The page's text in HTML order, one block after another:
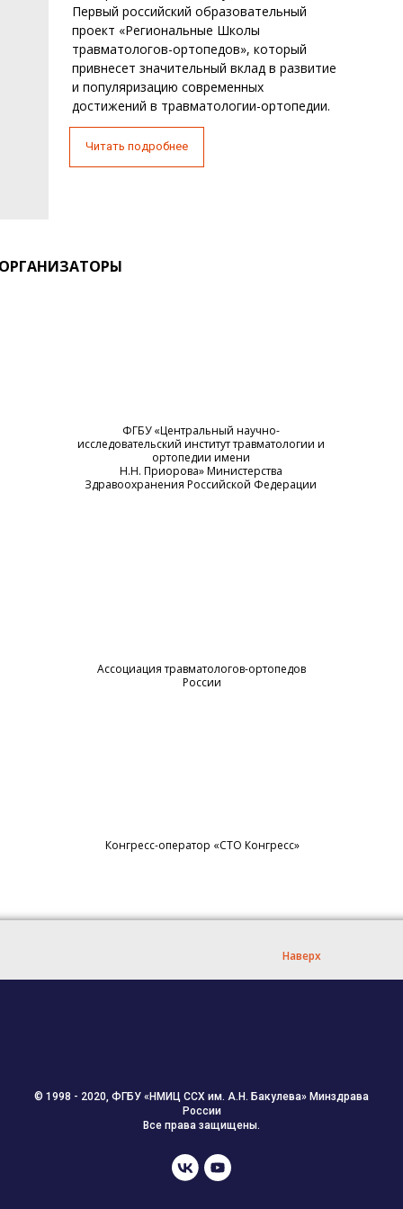
Первый российский образовательный
проект «Региональные Школы
травматологов-ортопедов», который
привнесет значительный вклад в развитие
и популяризацию современных
достижений в травматологии-ортопедии.
Читать подробнее
ФГБУ «Центральный научно-
исследовательский институт травматологии и
ортопедии имени
Н.Н. Приорова» Министерства
Здравоохранения Российской Федерации
Ассоциация травматологов-ортопедов
России
Конгресс-оператор «СТО Конгресс»
Наверх
© 1998 - 2020, ФГБУ «НМИЦ ССХ им. А.Н. Бакулева» Минздрава
России
Все права защищены.